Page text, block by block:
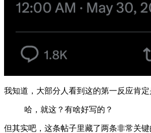
我知道，大部分人看到这的第一反应肯定
哈，就这？有啥好写的？
但其实吧，这条帖子里藏了两条非常关键